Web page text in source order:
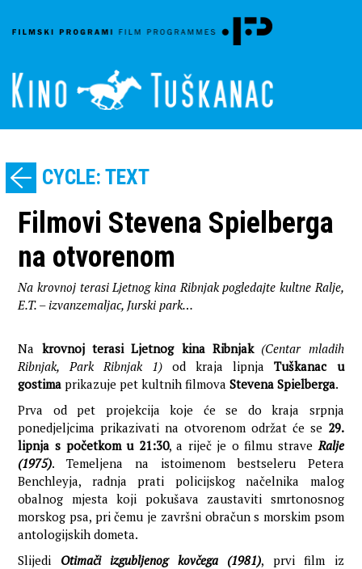
CYCLE: TEXT
Filmovi Stevena Spielberga
na otvorenom
Na krovnoj terasi Ljetnog kina Ribnjak pogledajte kultne Ralje,
E.T. – izvanzemaljac, Jurski park…
Na krovnoj terasi Ljetnog kina Ribnjak (Centar mladih
Ribnjak, Park Ribnjak 1) od kraja lipnjaTuškanac u
gostima prikazuje pet kultnih filmovaStevena Spielberga.
Prva od pet projekcija koje će se do kraja srpnja
ponedjeljcima prikazivati na otvorenom održat će se 29.
lipnja s početkom u 21:30, a riječ je o filmu straveRalje
(1975). Temeljena na istoimenom bestseleru Petera
Benchleyja, radnja prati policijskog načelnika malog
obalnog mjesta koji pokušava zaustaviti smrtonosnog
morskog psa, pri čemu je završni obračun s morskim psom
antologijskih dometa.
Slijedi Otimači izgubljenog kovčega (1981), prvi film iz